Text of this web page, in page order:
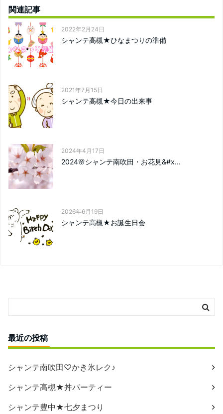
関連記事
2022年2月24日
シャンテ高槻★ひなまつりの準備
2021年7月15日
シャンテ高槻★今日の出来事
2024年4月17日
2024🌸シャンテ南吹田・お花見&#x...
2026年6月19日
シャンテ高槻★お誕生日会
最近の投稿
シャンテ南吹田♡かき氷レク♪
シャンテ高槻★丼パーティー
シャンテ豊中★七夕まつり